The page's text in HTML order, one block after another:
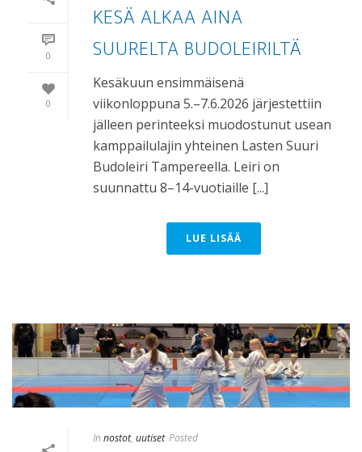
0
0
KESÄ ALKAA AINA
SUURELTA BUDOLEIRILTÄ
Kesäkuun ensimmäisenä
viikonloppuna 5.–7.6.2026 järjestettiin
jälleen perinteeksi muodostunut usean
kamppailulajin yhteinen Lasten Suuri
Budoleiri Tampereella. Leiri on
suunnattu 8–14-vuotiaille [...]
LUE LISÄÄ
In nostot, uutiset Posted